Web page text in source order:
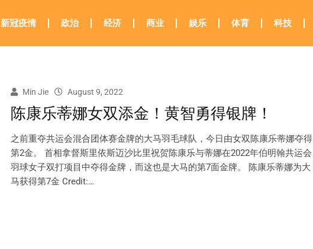
新冠疫情 政治 经济 商业 娱乐 体育 科技
Min Jie August 9, 2022
陈康乐蒂娜女双添金！黄智勇得银牌！
之前重夺共运会混合团体赛金牌的大马羽毛球队，今日由女双陈康乐蒂娜夺得
第2金。 首相拿督斯里依斯迈沙比里祝贺陈康乐与蒂娜在2022年伯明翰共运会
羽球女子双打项目中夺得金牌，而这也是大马的第7面金牌。 陈康乐蒂娜为大
马获得第7金 Credit:…